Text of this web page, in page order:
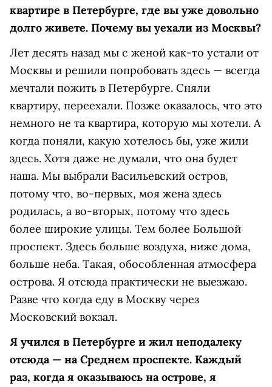
квартире в Петербурге, где вы уже довольно
долго живете. Почему вы уехали из Москвы?
Лет десять назад мы с женой как-то устали от
Москвы и решили попробовать здесь — всегда
мечтали пожить в Петербурге. Сняли
квартиру, переехали. Позже оказалось, что это
немного не та квартира, которую мы хотели. А
когда поняли, какую хотелось бы, уже жили
здесь. Хотя даже не думали, что она будет
наша. Мы выбрали Васильевский остров,
потому что, во-первых, моя жена здесь
родилась, а во-вторых, потому что здесь
более широкие улицы. Тем более Большой
проспект. Здесь больше воздуха, ниже дома,
больше неба. Такая, обособленная атмосфера
острова. Я отсюда практически не выезжаю.
Разве что когда еду в Москву через
Московский вокзал.
Я учился в Петербурге и жил неподалеку
отсюда — на Среднем проспекте. Каждый
раз, когда я оказываюсь на острове, я